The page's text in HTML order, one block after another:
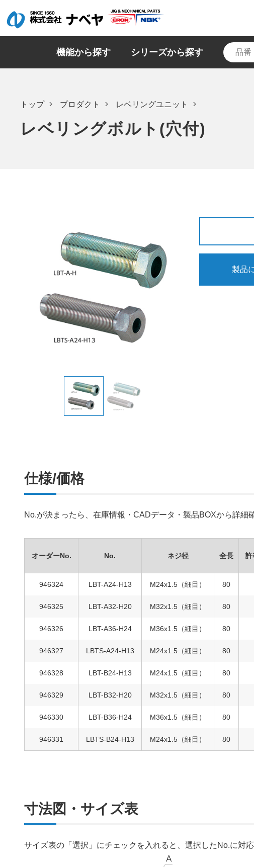
機能から探す シリーズから探す
トップ プロダクト レベリングユニット
レベリングボルト(穴付)
製品
仕様/価格
No.が決まったら、在庫情報・CADデータ・製品BOXから詳細
オーダーNo. No. ネジ径 全長 許
946324 LBT-A24-H13 M24x1.5（細目） 80
946325 LBT-A32-H20 M32x1.5（細目） 80
946326 LBT-A36-H24 M36x1.5（細目） 80
946327 LBTS-A24-H13 M24x1.5（細目） 80
946328 LBT-B24-H13 M24x1.5（細目） 80
946329 LBT-B32-H20 M32x1.5（細目） 80
946330 LBT-B36-H24 M36x1.5（細目） 80
946331 LBTS-B24-H13 M24x1.5（細目） 80
寸法図・サイズ表
サイズ表の「選択」にチェックを入れると、選択したNo.に対